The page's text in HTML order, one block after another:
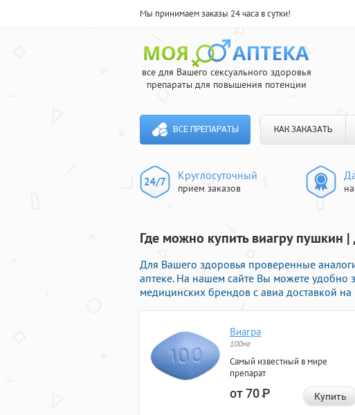
Мы принимаем заказы 24 часа в сутки!
все для Вашего сексуального здоровья
препараты для повышения потенции
ВСЕ ПРЕПАРАТЫ КАК ЗАКАЗАТЬ
Круглосуточный
прием заказов
Где можно купить виагру пушкин |
Для Вашего здоровья проверенные
аптеке. На нашем сайте Вы можете удобно
медицинских брендов с авиа доставкой
Виагра
100мг
Самый известный в мире
препарат
от 70Р Купить